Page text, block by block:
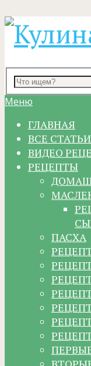
Меню
ГЛАВНАЯ
ВСЕ СТАТЬИ
ВИДЕО
РЕЦЕПТЫ
ПАСХА